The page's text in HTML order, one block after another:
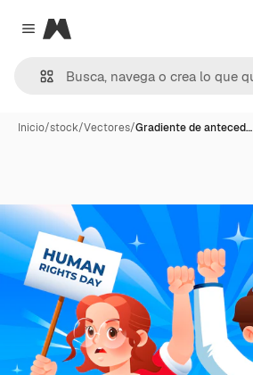
Close menu
Magnific
Inicio/stock/Vectores/Gradiente de anteced…